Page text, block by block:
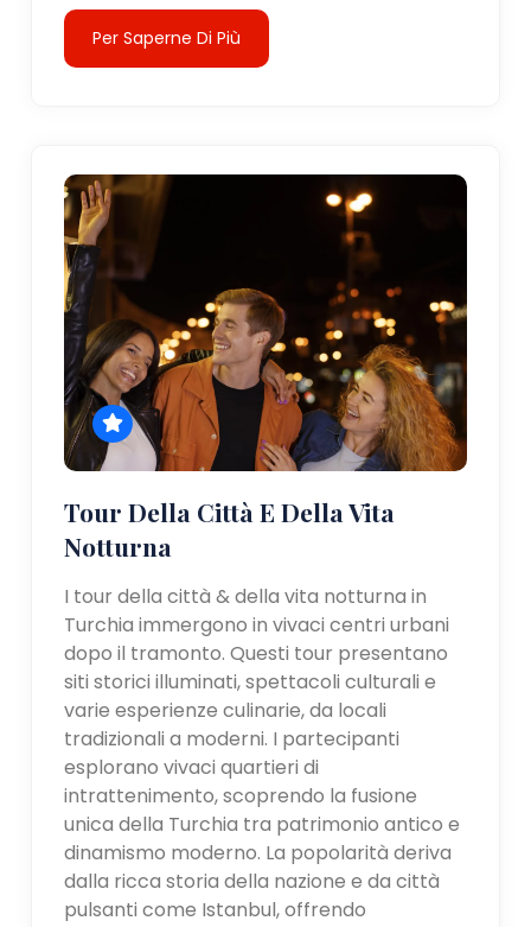
Per Saperne Di Più
Tour Della Città E Della Vita
Notturna
I tour della città & della vita notturna in
Turchia immergono in vivaci centri urbani
dopo il tramonto. Questi tour presentano
siti storici illuminati, spettacoli culturali e
varie esperienze culinarie, da locali
tradizionali a moderni. I partecipanti
esplorano vivaci quartieri di
intrattenimento, scoprendo la fusione
unica della Turchia tra patrimonio antico e
dinamismo moderno. La popolarità deriva
dalla ricca storia della nazione e da città
pulsanti come Istanbul, offrendo